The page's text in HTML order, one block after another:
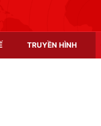
TRUYỀN HÌNH